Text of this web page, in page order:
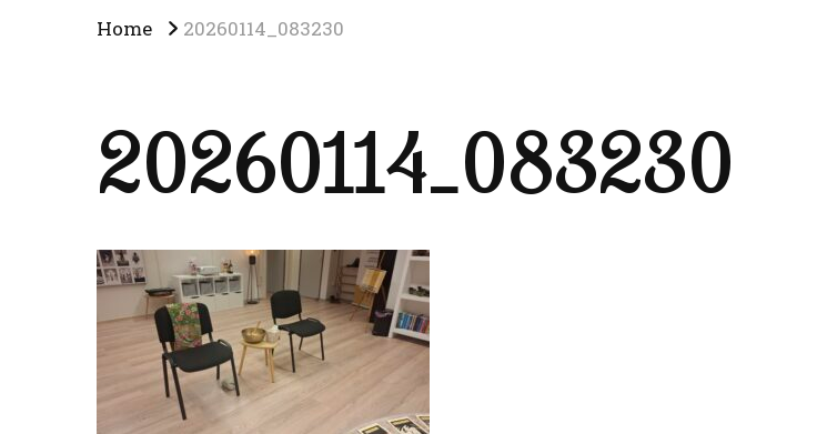
Home 20260114_083230
20260114_083230